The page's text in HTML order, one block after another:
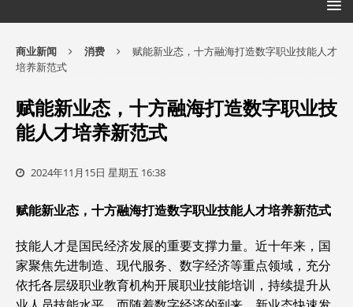
商业新闻 消费
赋能新业态，十方融海打造数字职业技能人才
培养新范式
赋能新业态，十方融海打造数字职业技
能人才培养新范式
2024年11月15日 星期五 16:38
赋能新业态，十方融海打造数字职业技能人才培养新范式
技能人才是国民经济发展的重要支撑力量。近十年来，国
家聚焦先进制造、现代服务、数字经济等重点领域，充分
依托各层级职业教育机构开展职业技能培训，持续提升从